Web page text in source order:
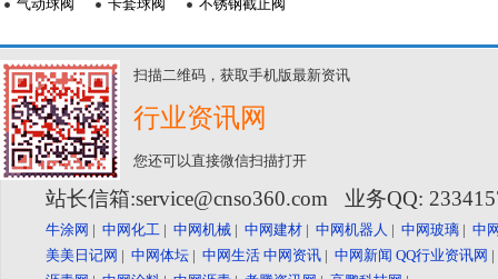
气动球阀 卡套球阀 不锈钢截止阀
扫描二维码，获取手机版最新资讯
行业资讯网
您还可以直接微信扫描打开
站长信箱:service@cnso360.com 业务QQ:
牛涂网 | 中网化工 | 中网机械 | 中网建材 | 中网机器人 | 中网玻璃 | 中
美美日记网 | 中网体坛 | 中网生活 中网资讯 | 中网新闻 QQ行业资讯网